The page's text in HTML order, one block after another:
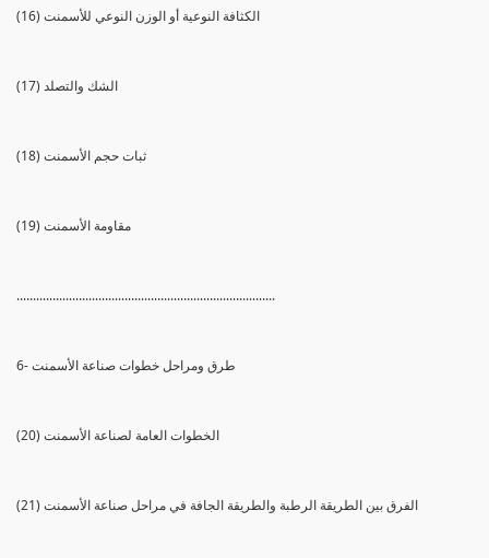
(16) الكثافة النوعية أو الوزن النوعي للأسمنت
(17) الشك والتصلد
(18) ثبات حجم الأسمنت
(19) مقاومة الأسمنت
...............................................................................
6- طرق ومراحل خطوات صناعة الأسمنت
(20) الخطوات العامة لصناعة الأسمنت
(21) الفرق بين الطريقة الرطبة والطريقة الجافة في مراحل صناعة الأسمنت